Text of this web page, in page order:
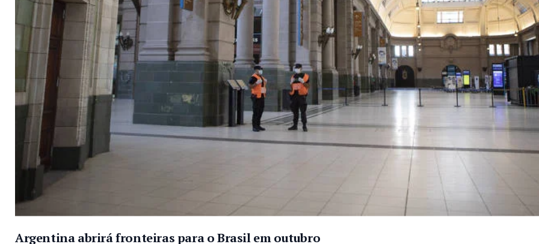
Argentina abrirá fronteiras para o Brasil em outubro